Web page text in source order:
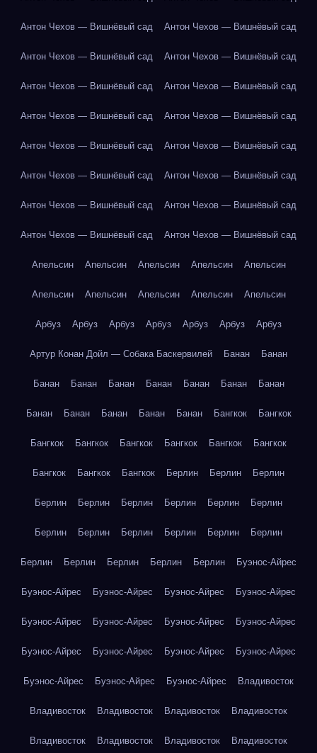
Антон Чехов — Вишнёвый сад Антон Чехов — Вишнёвый сад
Антон Чехов — Вишнёвый сад Антон Чехов — Вишнёвый сад
Антон Чехов — Вишнёвый сад Антон Чехов — Вишнёвый сад
Антон Чехов — Вишнёвый сад Антон Чехов — Вишнёвый сад
Антон Чехов — Вишнёвый сад Антон Чехов — Вишнёвый сад
Антон Чехов — Вишнёвый сад Антон Чехов — Вишнёвый сад
Антон Чехов — Вишнёвый сад Антон Чехов — Вишнёвый сад
Антон Чехов — Вишнёвый сад Антон Чехов — Вишнёвый сад
Апельсин Апельсин Апельсин Апельсин Апельсин
Апельсин Апельсин Апельсин Апельсин Апельсин
Арбуз Арбуз Арбуз Арбуз Арбуз Арбуз Арбуз
Артур Конан Дойл — Собака Баскервилей Банан Банан
Банан Банан Банан Банан Банан Банан Банан
Банан Банан Банан Банан Банан Бангкок Бангкок
Бангкок Бангкок Бангкок Бангкок Бангкок Бангкок
Бангкок Бангкок Бангкок Берлин Берлин Берлин
Берлин Берлин Берлин Берлин Берлин Берлин
Берлин Берлин Берлин Берлин Берлин Берлин
Берлин Берлин Берлин Берлин Берлин Буэнос-Айрес
Буэнос-Айрес Буэнос-Айрес Буэнос-Айрес Буэнос-Айрес
Буэнос-Айрес Буэнос-Айрес Буэнос-Айрес Буэнос-Айрес
Буэнос-Айрес Буэнос-Айрес Буэнос-Айрес Буэнос-Айрес
Буэнос-Айрес Буэнос-Айрес Буэнос-Айрес Владивосток
Владивосток Владивосток Владивосток Владивосток
Владивосток Владивосток Владивосток Владивосток